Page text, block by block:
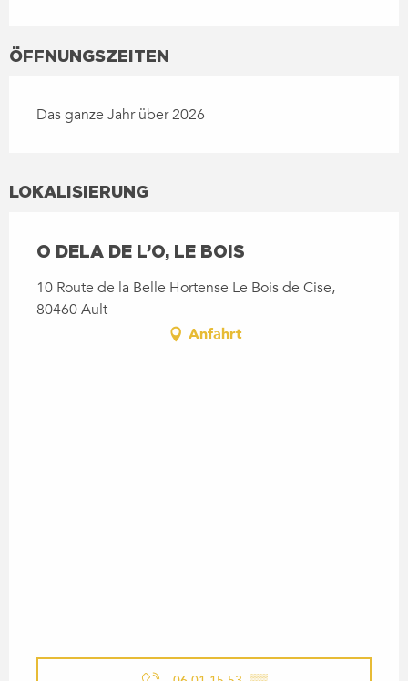
ÖFFNUNGSZEITEN
Das ganze Jahr über 2026
LOKALISIERUNG
O DELA DE L’O, LE BOIS
10 Route de la Belle Hortense Le Bois de Cise,
80460 Ault
Anfahrt